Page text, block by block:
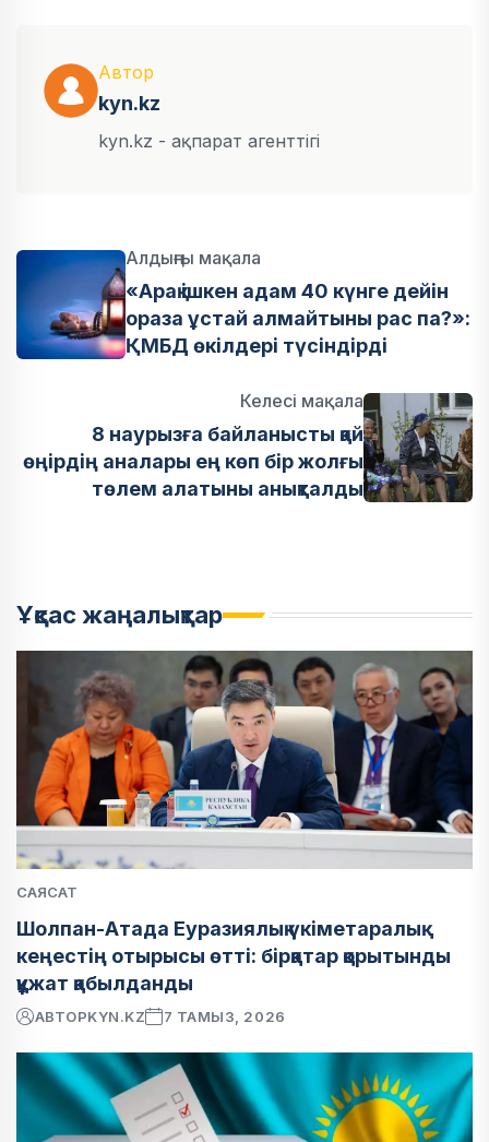
Автор
kyn.kz
kyn.kz - ақпарат агенттігі
Алдыңғы мақала
«Арақ ішкен адам 40 күнге дейін
ораза ұстай алмайтыны рас па?»:
ҚМБД өкілдері түсіндірді
Келесі мақала
8 наурызға байланысты қай
өңірдің аналары ең көп бір жолғы
төлем алатыны анықталды
Ұқсас жаңалықтар
САЯСАТ
Шолпан-Атада Еуразиялық үкіметаралық
кеңестің отырысы өтті: бірқатар қорытынды
құжат қабылданды
АВТОРKYN.KZ 7 ТАМЫЗ, 2026